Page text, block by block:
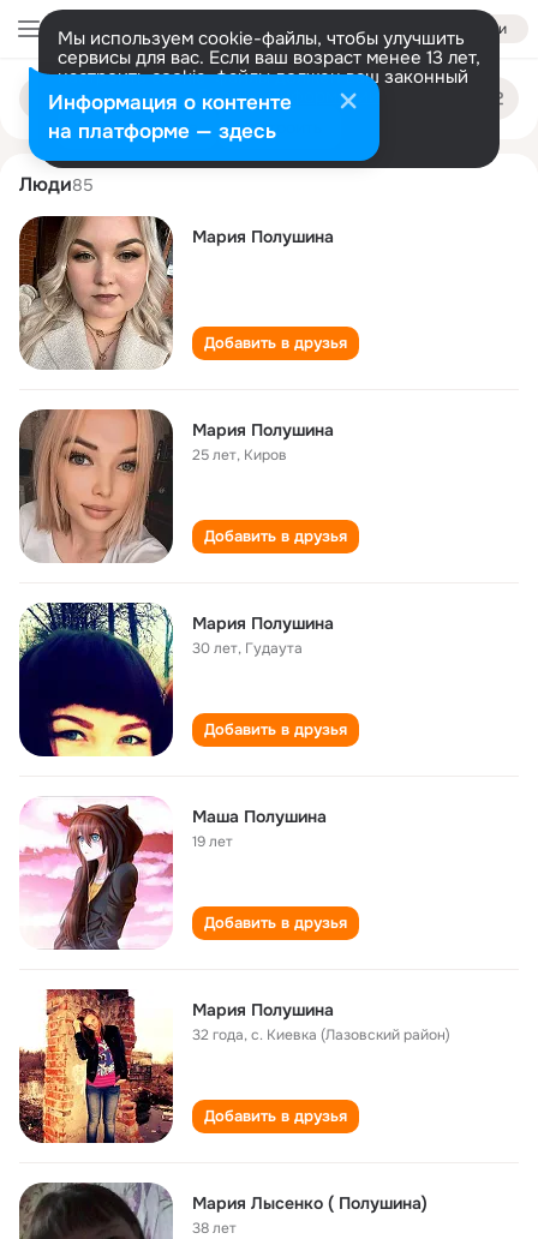
Войти
Мы используем cookie-файлы, чтобы улучшить
сервисы для вас. Если ваш возраст менее 13 лет,
настроить cookie-файлы должен ваш законный
представитель. Больше информации
Разрешить все Настроить
Поиск
людям
mariya polushina
Люди85
Мария Полушина
Добавить в друзья
Мария Полушина
25 лет, Киров
Добавить в друзья
Мария Полушина
30 лет, Гудаута
Добавить в друзья
Маша Полушина
19 лет
Добавить в друзья
Мария Полушина
32 года,с. Киевка (Лазовский район)
Добавить в друзья
Мария Лысенко ( Полушина)
38 лет
Информация о контенте
на платформе — здесь